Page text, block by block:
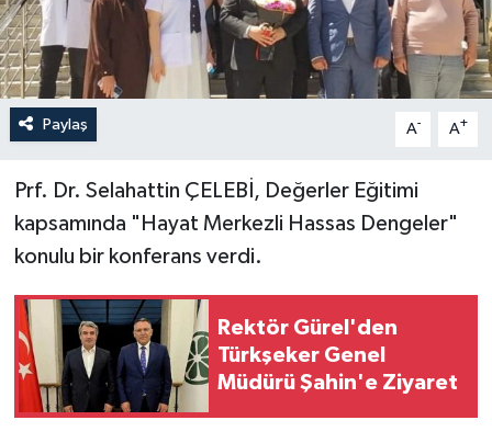
Paylaş A- A+
Prf. Dr. Selahattin ÇELEBİ, Değerler Eğitimi
kapsamında "Hayat Merkezli Hassas Dengeler"
konulu bir konferans verdi.
Rektör Gürel'den
Türkşeker Genel
Müdürü Şahin'e Ziyaret